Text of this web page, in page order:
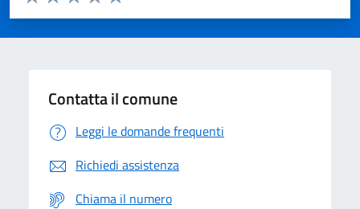
Valuta 5 stelle su 5
Valuta 4 stelle su 5
Valuta 3 stelle su 5
Valuta 2 stelle su 5
Valuta 1 stelle su 5
Contatta il comune
Leggi le domande frequenti
Richiedi assistenza
Chiama il numero